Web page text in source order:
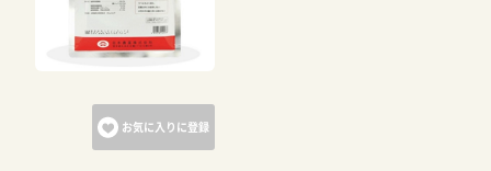
お気に入りに登録